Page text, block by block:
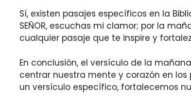
Sí, existen pasajes específicos en la
SEÑOR, escuchas mi clamor; por la
cualquier pasaje que te inspire y
En conclusión, el versículo de la
centrar nuestra mente y corazón en
un versículo específico, fortalecemos